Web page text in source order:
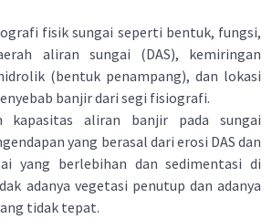
fisik sungai seperti bentuk, fungsi,
aliran sungai (DAS), kemiringan
(bentuk penampang), dan lokasi
banjir dari segi fisiografi.
aliran banjir pada sungai
yang berasal dari erosi DAS dan
yang berlebihan dan sedimentasi di
adanya vegetasi penutup dan adanya
tidak tepat.